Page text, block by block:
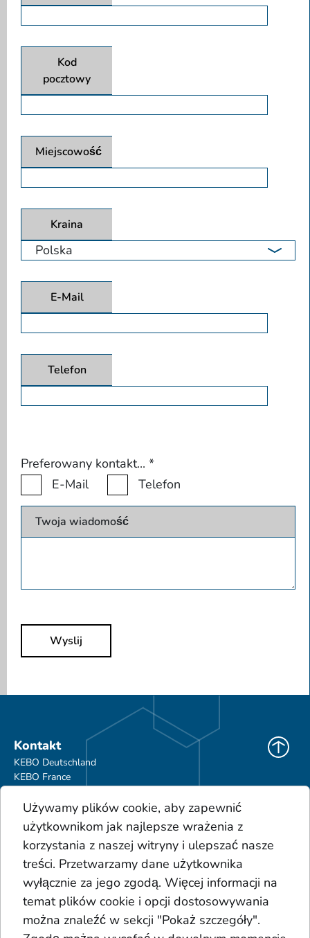
Kod
pocztowy
Miejscowość
Kraina
E-Mail
Telefon
Preferowany kontakt... *
E-Mail
Telefon
Twoja wiadomość
Wyslij
Kontakt
KEBO Deutschland
KEBO France
Do pobrania
Ogólne Warunki Handlowe
Portfolio produktów
Glosariusz
Osady
Kwasy
Dodatki
Koło Sinnera
Używamy plików cookie, aby zapewnić
użytkownikom jak najlepsze wrażenia z
korzystania z naszej witryny i ulepszać nasze
treści. Przetwarzamy dane użytkownika
wyłącznie za jego zgodą. Więcej informacji na
temat plików cookie i opcji dostosowywania
można znaleźć w sekcji "Pokaż szczegóły".